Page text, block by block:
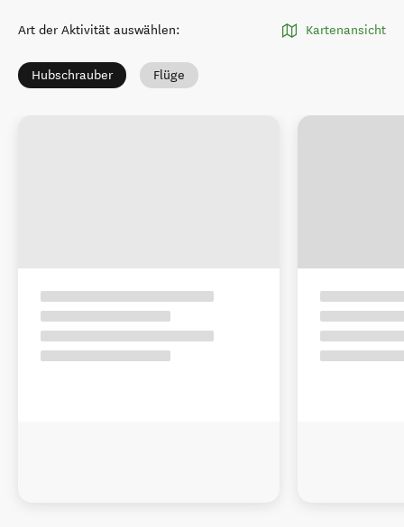
Art der Aktivität auswählen: Kartenansicht
Hubschrauber Flüge